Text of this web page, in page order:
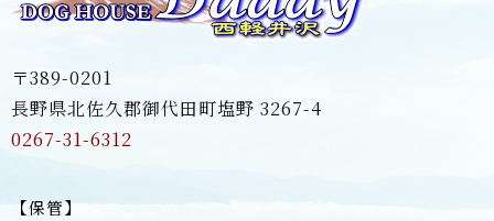
〒389-0201
長野県北佐久郡御代田町塩野 3267-4
0267-31-6312
【保管】